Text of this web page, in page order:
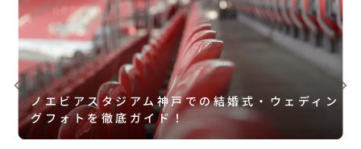
ノエビアスタジアム神戸での結婚式・ウェディン
グフォトを徹底ガイド！